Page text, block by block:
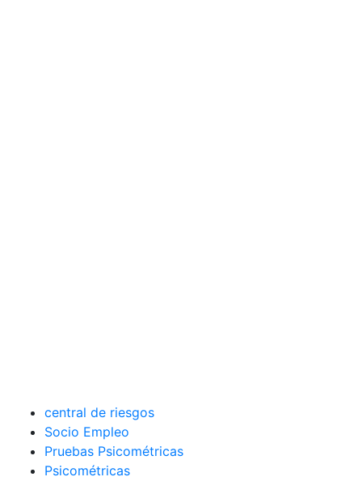
central de riesgos
Socio Empleo
Pruebas Psicométricas
Psicométricas